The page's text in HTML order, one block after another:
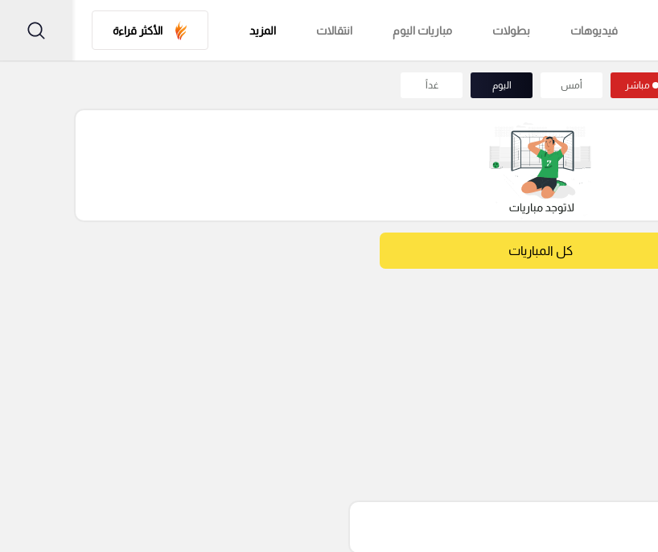
فيديوهات بطولات مباريات اليوم انتقالات المزيد الأكثر قراءة
مباشر أمس اليوم غداً
كل المباريات